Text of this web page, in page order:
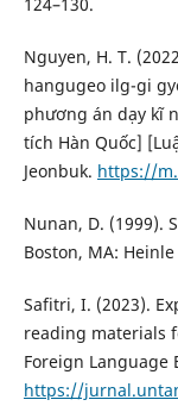
124–130.
Nguyen, H. T.
hangugeo ilg-gi
phương án dạy kĩ
tích Hàn Quốc]
Jeonbuk. https://
Nunan, D. (1999).
Boston, MA:
Safitri, I. (2023).
reading materials
Foreign Language
https://